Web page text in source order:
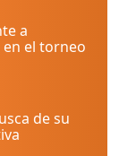
a
en el torneo
de su